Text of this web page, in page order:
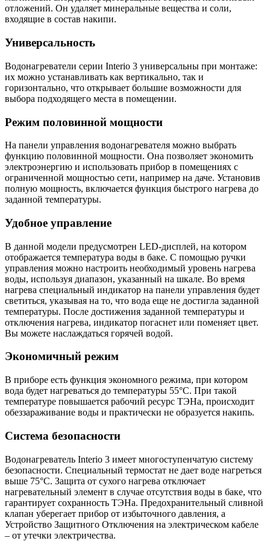
отложений. Он удаляет минеральные вещества и соли,
входящие в состав накипи.
Универсальность
Водонагреватели серии Interio 3 универсальны при монтаже:
их можно устанавливать как вертикально, так и
горизонтально, что открывает большие возможности для
выбора подходящего места в помещении.
Режим половинной мощности
На панели управления водонагревателя можно выбрать
функцию половинной мощности. Она позволяет экономить
электроэнергию и использовать прибор в помещениях с
ограниченной мощностью сети, например на даче. Установив
полную мощность, включается функция быстрого нагрева до
заданной температуры.
Удобное управление
В данной модели предусмотрен LED-дисплей, на котором
отображается температура воды в баке. С помощью ручки
управления можно настроить необходимый уровень нагрева
воды, используя диапазон, указанный на шкале. Во время
нагрева специальный индикатор на панели управления будет
светиться, указывая на то, что вода еще не достигла заданной
температуры. После достижения заданной температуры и
отключения нагрева, индикатор погаснет или поменяет цвет.
Вы можете наслаждаться горячей водой.
Экономичный режим
В приборе есть функция экономного режима, при котором
вода будет нагреваться до температуры 55°С. При такой
температуре повышается рабочий ресурс ТЭНа, происходит
обеззараживание воды и практически не образуется накипь.
Система безопасности
Водонагреватель Interio 3 имеет многоступенчатую систему
безопасности. Специальный термостат не дает воде нагреться
выше 75°C. Защита от сухого нагрева отключает
нагревательный элемент в случае отсутствия воды в баке, что
гарантирует сохранность ТЭНа. Предохранительный сливной
клапан уберегает прибор от избыточного давления, а
Устройство Защитного Отключения на электрическом кабеле
– от утечки электричества.